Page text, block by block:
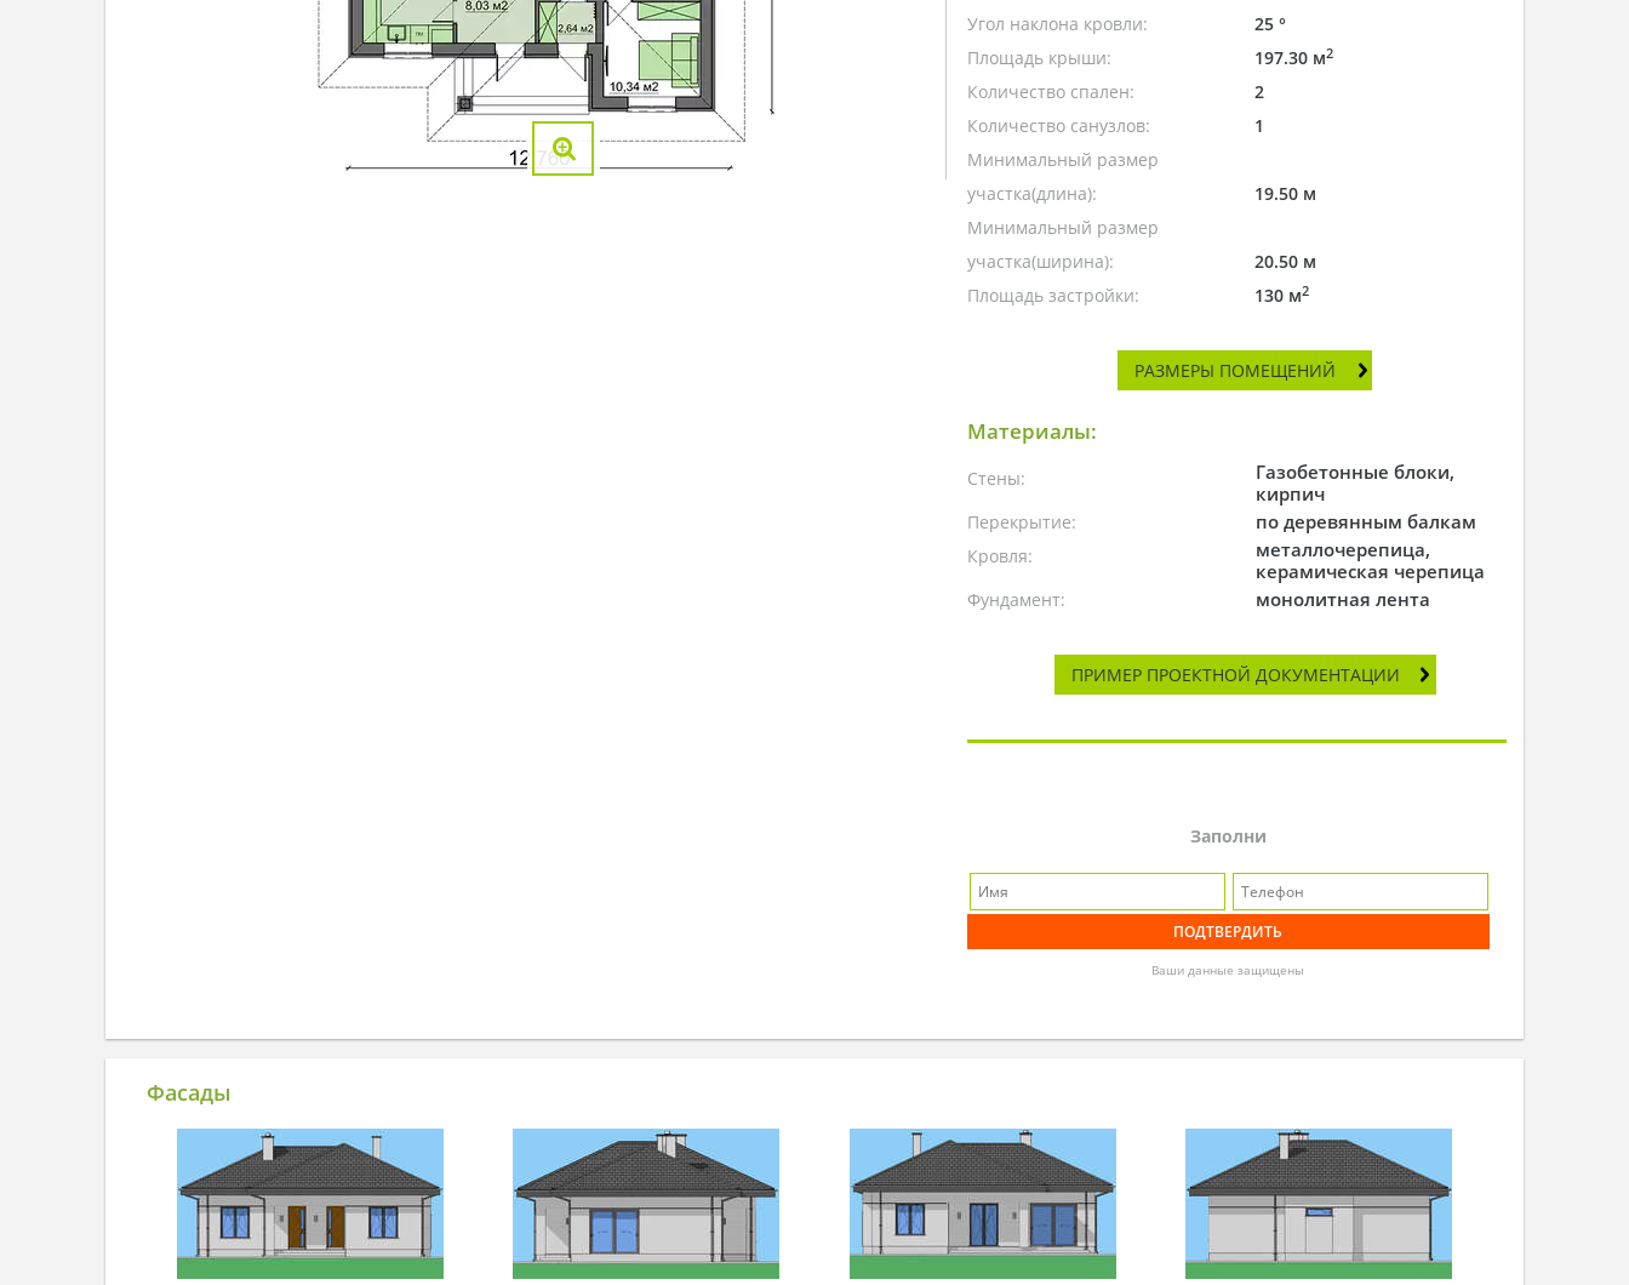
Угол наклона кровли:
25 °
Площадь крыши:
197.30 м2
Количество спален:
2
Количество санузлов:
1
Минимальный размер
участка(длина):
19.50 м
Минимальный размер
участка(ширина):
20.50 м
Площадь застройки:
130 м2
РАЗМЕРЫ ПОМЕЩЕНИЙ
Материалы:
Стены:
Газобетонные блоки,
кирпич
Перекрытие: по деревянным балкам
Кровля:
металлочерепица,
керамическая черепица
Фундамент: монолитная лента
ПРИМЕР ПРОЕКТНОЙ ДОКУМЕНТАЦИИ
Заполни
Ваши данные защищены
Фасады